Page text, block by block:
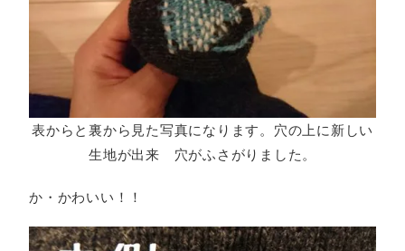
表からと裏から見た写真になります。穴の上に新しい
生地が出来 穴がふさがりました。
か・かわいい！！